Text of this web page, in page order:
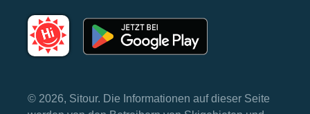
© 2026, Sitour. Die Informationen auf dieser Seite